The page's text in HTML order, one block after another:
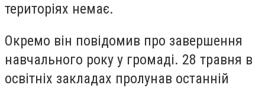
територіях немає.
Окремо він повідомив про завершення
навчального року у громаді. 28 травня в
освітніх закладах пролунав останній